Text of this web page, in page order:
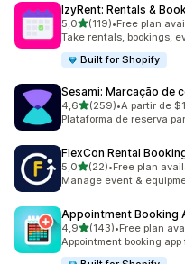
IzyRent: Rentals &
5,0de 5 estrelas
(119)
119 total de avaliações
•Free plan
Take rentals, bookings,
Built for Shopify
Sesami: Marcação de
4,6de 5 estrelas
(259)
259 total de avaliações
•A partir de
Plataforma de reserva
FlexCon Rental
5,0de 5 estrelas
(22)
22 total de avaliações
•Free plan
Manage event &
Appointment Booking
4,9de 5 estrelas
(143)
143 total de avaliações
•Free plan
Appointment booking